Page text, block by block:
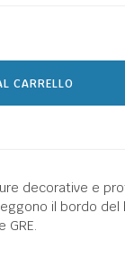
CARRELLO
decorative e
il bordo del
GRE.